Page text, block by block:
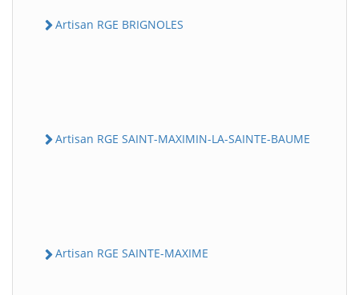
Artisan RGE BRIGNOLES
Artisan RGE SAINT-MAXIMIN-LA-SAINTE-BAUME
Artisan RGE SAINTE-MAXIME